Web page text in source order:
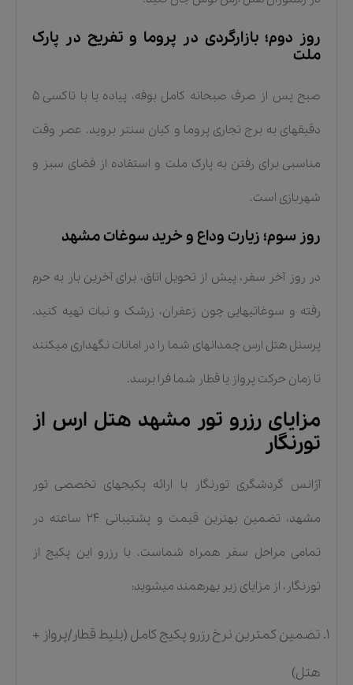
روز دوم؛ بازارگردی در پروما و تفریح در پارک
ملت
صبح پس از صرف صبحانه کامل بوفه، پیاده یا با تاکسی ۵
دقیقهای به برج تجاری پروما و کیان سنتر بروید. عصر وقت
مناسبی برای رفتن به پارک ملت و استفاده از فضای سبز و
شهربازی است.
روز سوم؛ زیارت وداع و خرید سوغات مشهد
در روز آخر سفر، پیش از تحویل اتاق، برای آخرین بار به حرم
رفته و سوغاتیهایی چون زعفران، زرشک و نبات تهیه کنید.
پرسنل هتل ارس چمدانهای شما را در امانات نگهداری میکنند
تا زمان حرکت پرواز یا قطار شما فرا برسد.
مزایای رزرو تور مشهد هتل ارس از
تورنگار
آژانس گردشگری تورنگار با ارائه پکیجهای تخصصی تور
مشهد، تضمین بهترین قیمت و پشتیبانی ۲۴ ساعته در
تمامی مراحل سفر همراه شماست. با رزرو این پکیج از
تورنگار، از مزایای زیر بهرهمند میشوید:
تضمین کمترین نرخ رزرو پکیج کامل (بلیط قطار/پرواز +
هتل)